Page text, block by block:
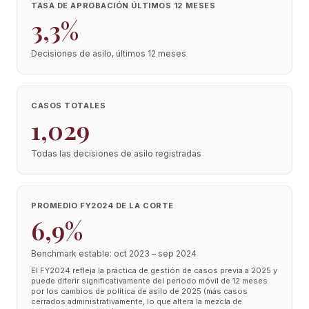
TASA DE APROBACIÓN ÚLTIMOS 12 MESES
3,3%
Decisiones de asilo, últimos 12 meses
CASOS TOTALES
1,029
Todas las decisiones de asilo registradas
PROMEDIO FY2024 DE LA CORTE
6,9%
Benchmark estable: oct 2023 – sep 2024
El FY2024 refleja la práctica de gestión de casos previa a 2025 y
puede diferir significativamente del periodo móvil de 12 meses
por los cambios de política de asilo de 2025 (más casos
cerrados administrativamente, lo que altera la mezcla de